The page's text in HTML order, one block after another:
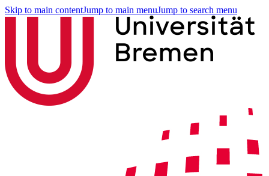
Skip to main contentJump to main menuJump to search menu